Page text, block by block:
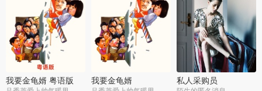
我要金龟婿 粤语版 我要金龟婿 私人采购员